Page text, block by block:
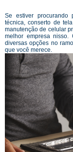
Se estiver procurando
técnica, conserto de
manutenção de celular
melhor empresa nisso.
diversas opções no
que você merece.